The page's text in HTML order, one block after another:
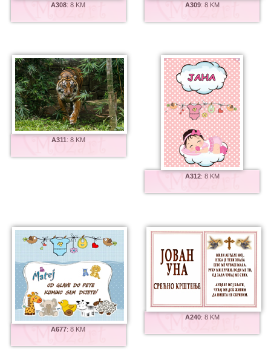
A308:8 KM A309: 8 KM
A311 : 8 KM
A312: 8 KM
A677:8 KM
A240: 8 KM